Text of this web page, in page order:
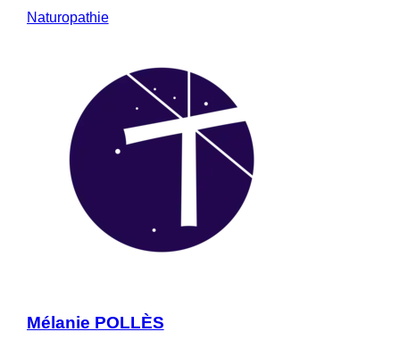
Naturopathie
Mélanie POLLÈS